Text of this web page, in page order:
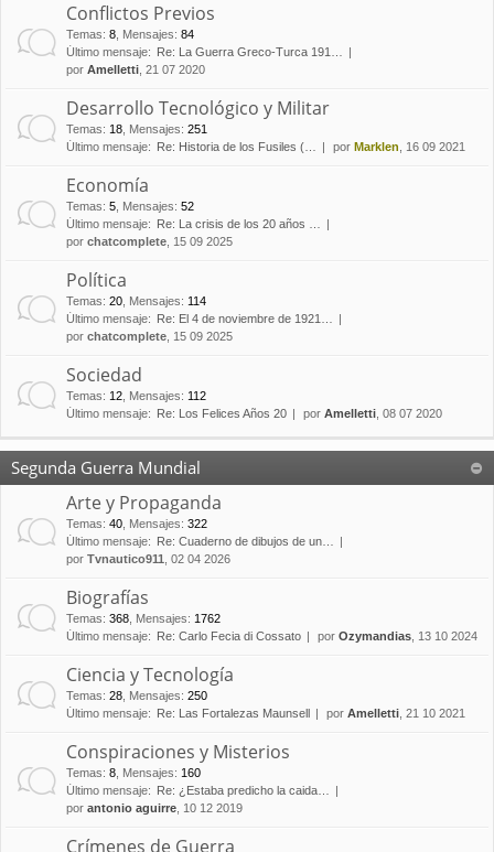
Conflictos Previos
Temas: 8 Mensajes: 84
Último mensaje:
Re: La Guerra Greco-Turca 191…
por Amelletti , 21 07 2020
Desarrollo Tecnológico y Militar
Temas: 18 Mensajes: 251
Último mensaje:
Re: Historia de los Fusiles (… por Marklen , 16 09 2021
Economía
Temas: 5 Mensajes: 52
Último mensaje:
Re: La crisis de los 20 años …
por chatcomplete , 15 09 2025
Política
Temas: 20 Mensajes: 114
Último mensaje:
Re: El 4 de noviembre de 1921…
por chatcomplete , 15 09 2025
Sociedad
Temas: 12 Mensajes: 112
Último mensaje:
Re: Los Felices Años 20 por Amelletti , 08 07 2020
Segunda Guerra Mundial
Arte y Propaganda
Temas: 40 Mensajes: 322
Último mensaje:
Re: Cuaderno de dibujos de un…
por Tvnautico911 , 02 04 2026
Biografías
Temas: 368 Mensajes: 1762
Último mensaje:
Re: Carlo Fecia di Cossato por Ozymandias , 13 10 2024
Ciencia y Tecnología
Temas: 28 Mensajes: 250
Último mensaje:
Re: Las Fortalezas Maunsell por Amelletti , 21 10 2021
Conspiraciones y Misterios
Temas: 8 Mensajes: 160
Último mensaje:
Re: ¿Estaba predicho la caida…
por antonio aguirre , 10 12 2019
Crímenes de Guerra